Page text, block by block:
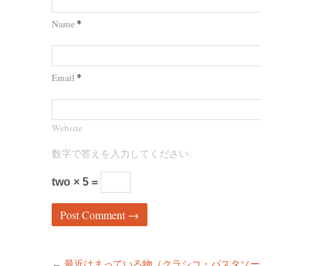
Name*
Email *
Website
数字で答えを入力してください:
two × 5 =